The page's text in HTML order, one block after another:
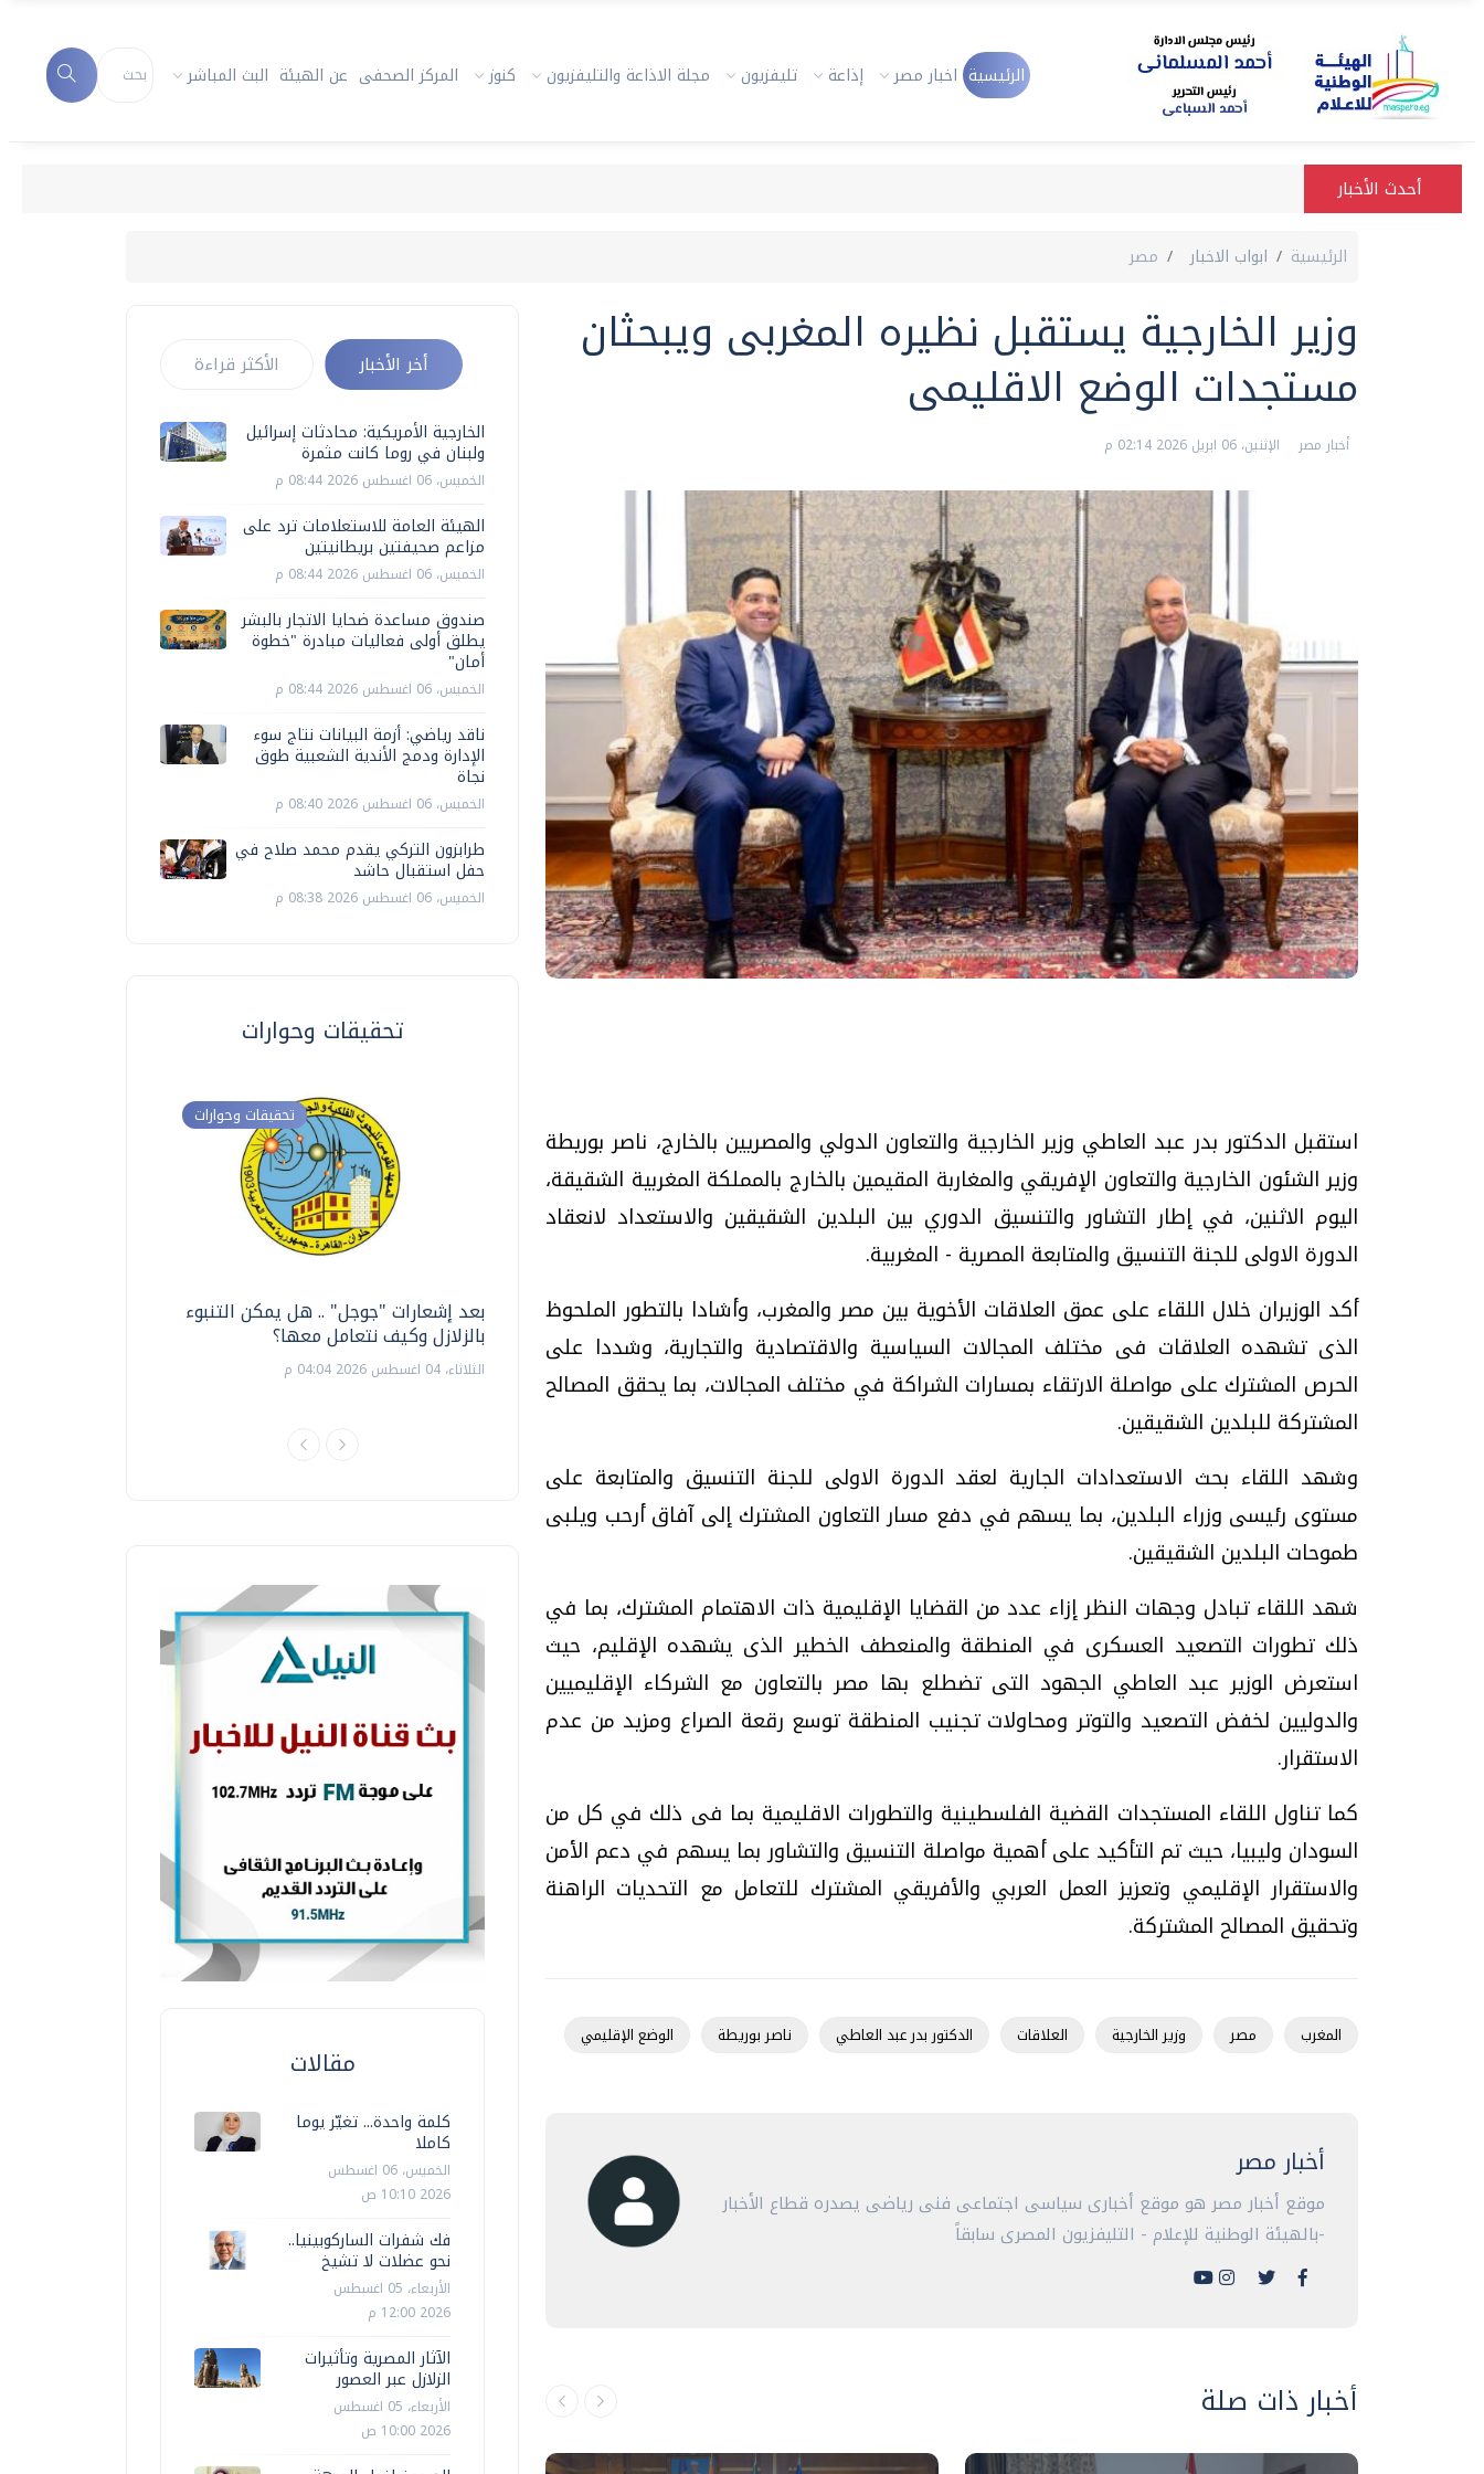
الرئيسية اخبار مصر إذاعة تليفزيون مجلة الاذاعة والتليفزيون كنوز المركز الصحفى عن الهيئة البث المباشر
أحدث الأخبار
الرئيسية ابواب الاخبار مصر
وزير الخارجية يستقبل نظيره المغربى ويبحثان
مستجدات الوضع الاقليمى
أخبار مصر الإثنين، 06 ابريل 2026 02:14 م
استقبل الدكتور بدر عبد العاطي وزير الخارجية والتعاون الدولي والمصريين بالخارج، ناصر بوريطة
وزير الشئون الخارجية والتعاون الإفريقي والمغاربة المقيمين بالخارج بالمملكة المغربية الشقيقة،
اليوم الاثنين، في إطار التشاور والتنسيق الدوري بين البلدين الشقيقين والاستعداد لانعقاد
الدورة الاولى للجنة التنسيق والمتابعة المصرية - المغربية.
أكد الوزيران خلال اللقاء على عمق العلاقات الأخوية بين مصر والمغرب، وأشادا بالتطور الملحوظ
الذى تشهده العلاقات فى مختلف المجالات السياسية والاقتصادية والتجارية، وشددا على
الحرص المشترك على مواصلة الارتقاء بمسارات الشراكة في مختلف المجالات، بما يحقق المصالح
المشتركة للبلدين الشقيقين.
وشهد اللقاء بحث الاستعدادات الجارية لعقد الدورة الاولى للجنة التنسيق والمتابعة على
مستوى رئيسى وزراء البلدين، بما يسهم في دفع مسار التعاون المشترك إلى آفاق أرحب ويلبى
طموحات البلدين الشقيقين.
شهد اللقاء تبادل وجهات النظر إزاء عدد من القضايا الإقليمية ذات الاهتمام المشترك، بما في
ذلك تطورات التصعيد العسكرى في المنطقة والمنعطف الخطير الذى يشهده الإقليم، حيث
استعرض الوزير عبد العاطي الجهود التى تضطلع بها مصر بالتعاون مع الشركاء الإقليميين
والدوليين لخفض التصعيد والتوتر ومحاولات تجنيب المنطقة توسع رقعة الصراع ومزيد من عدم
الاستقرار.
كما تناول اللقاء المستجدات القضية الفلسطينية والتطورات الاقليمية بما فى ذلك في كل من
السودان وليبيا، حيث تم التأكيد على أهمية مواصلة التنسيق والتشاور بما يسهم في دعم الأمن
والاستقرار الإقليمي وتعزيز العمل العربي والأفريقي المشترك للتعامل مع التحديات الراهنة
وتحقيق المصالح المشتركة.
المغرب مصر وزير الخارجية العلاقات الدكتور بدر عبد العاطي ناصر بوريطة الوضع الإقليمي
أخبار مصر
موقع أخبار مصر هو موقع أخبارى سياسى اجتماعى فنى رياضى يصدره قطاع الأخبار
-بالهيئة الوطنية للإعلام - التليفزيون المصرى سابقاً
أخبار ذات صلة
أخر الأخبار الأكثر قراءة
الخارجية الأمريكية: محادثات إسرائيل
ولبنان في روما كانت مثمرة
الخميس، 06 اغسطس 2026 08:44 م
الهيئة العامة للاستعلامات ترد على
مزاعم صحيفتين بريطانيتين
الخميس، 06 اغسطس 2026 08:44 م
صندوق مساعدة ضحايا الاتجار بالبشر
يطلق أولى فعاليات مبادرة "خطوة
أمان"
الخميس، 06 اغسطس 2026 08:44 م
ناقد رياضي: أزمة البيانات نتاج سوء
الإدارة ودمج الأندية الشعبية طوق
نجاة
الخميس، 06 اغسطس 2026 08:40 م
طرابزون التركي يقدم محمد صلاح في
حفل استقبال حاشد
الخميس، 06 اغسطس 2026 08:38 م
تحقيقات وحوارات
تحقيقات وحوارات
بعد إشعارات "جوجل" .. هل يمكن التنبوء
بالزلازل وكيف نتعامل معها؟
الثلاثاء، 04 اغسطس 2026 04:04 م
دليلك للتنسيق الجامعي .. تساؤلات
وإجابات
فيديو.. الإعلام الرقمي.. تقنيات واعدة
وتحديات هائلة
موجات الطقس الساخنة.. لماذا تحدث وكيف
مقالات
كلمة واحدة... تغيّر يوما
كاملا
الخميس، 06 اغسطس
2026 10:10 ص
فك شفرات الساركوبينيا..
نحو عضلات لا تشيخ
الأربعاء، 05 اغسطس
2026 12:00 م
الآثار المصرية وتأثيرات
الزلازل عبر العصور
الأربعاء، 05 اغسطس
2026 10:00 ص